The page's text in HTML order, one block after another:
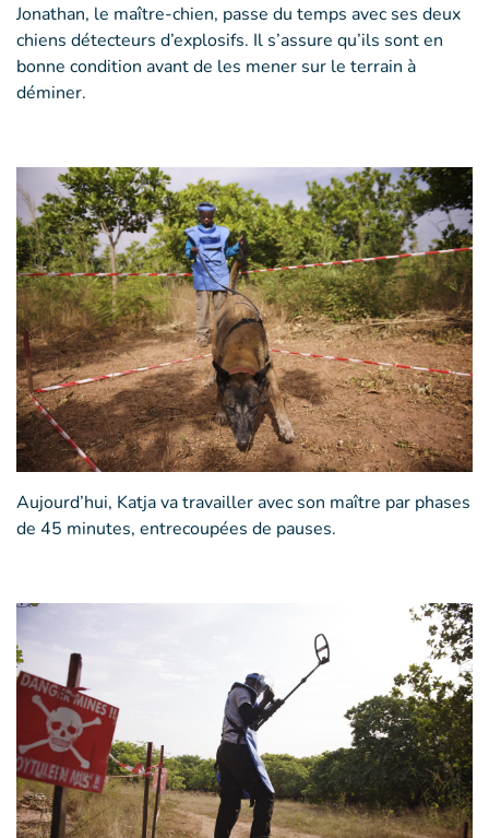
Jonathan, le maître-chien, passe du temps avec ses deux
chiens détecteurs d’explosifs. Il s’assure qu’ils sont en
bonne condition avant de les mener sur le terrain à
déminer.
Aujourd’hui, Katja va travailler avec son maître par phases
de 45 minutes, entrecoupées de pauses.